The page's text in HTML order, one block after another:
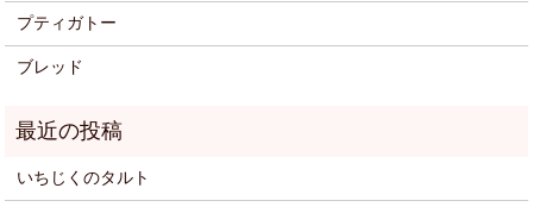
プティガトー
ブレッド
いちじくのタルト